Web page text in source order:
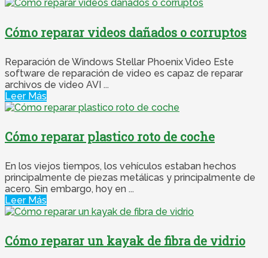
Cómo reparar videos dañados o corruptos
Reparación de Windows Stellar Phoenix Video Este
software de reparación de video es capaz de reparar
archivos de video AVI ...
Leer Más
Cómo reparar plastico roto de coche
En los viejos tiempos, los vehículos estaban hechos
principalmente de piezas metálicas y principalmente de
acero. Sin embargo, hoy en ...
Leer Más
Cómo reparar un kayak de fibra de vidrio